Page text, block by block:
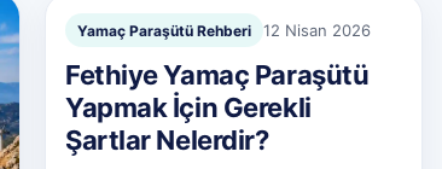
Yamaç Paraşütü Rehberi 12 Nisan 2026
Fethiye Yamaç Paraşütü
Yapmak İçin Gerekli
Şartlar Nelerdir?